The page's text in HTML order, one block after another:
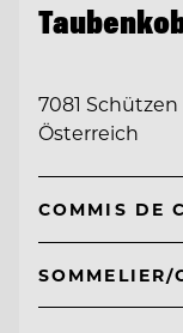
7081
Österreich
COMMIS DE
SOMMELIER/